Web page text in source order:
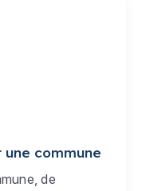
commune
de